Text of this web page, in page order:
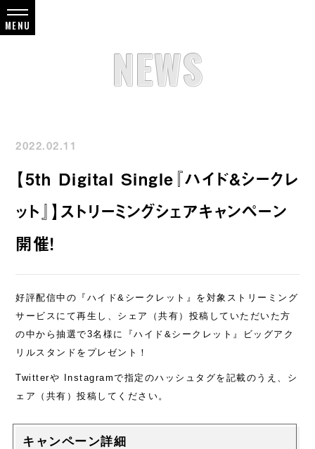
NEWS
2022.02.11
【5th Digital Single『ハイド&シークレ
ット』】ストリーミングシェアキャンペーン
開催！
好評配信中の『ハイド&シークレット』を対象ストリーミング
サービスにて再生し、シェア（共有）投稿していただいた方
の中から抽選で3名様に『ハイド&シークレット』ビッグアク
リルスタンドをプレゼント！
Twitterや Instagramで指定のハッシュタグを記載のうえ、シ
ェア（共有）投稿してください。
キャンペーン詳細